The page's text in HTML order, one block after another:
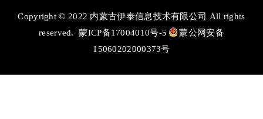
Copyright © 2022 内蒙古伊泰信息技术有限公司 All rights
reserved.蒙ICP备17004010号-5
蒙公网安备
15060202000373号